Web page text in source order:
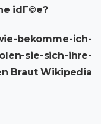
idГ©e?
bekomme-ich-
sie-sich-ihre-
Braut Wikipedia